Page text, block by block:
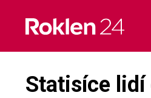
content
Statisíce lidí